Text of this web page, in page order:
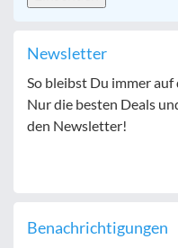
Newsletter
So bleibst Du immer auf
Nur die besten Deals
den Newsletter!
Benachrichtigungen